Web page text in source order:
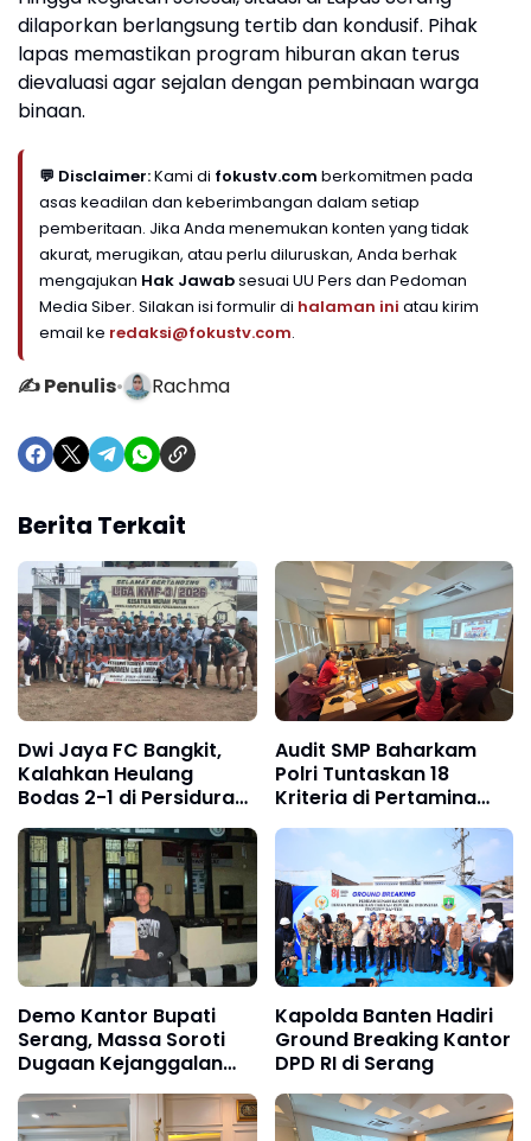
dilaporkan berlangsung tertib dan kondusif. Pihak
lapas memastikan program hiburan akan terus
dievaluasi agar sejalan dengan pembinaan warga
binaan.
💬 Disclaimer:Kami di fokustv.com berkomitmen pada
asas keadilan dan keberimbangan dalam setiap
pemberitaan. Jika Anda menemukan konten yang tidak
akurat, merugikan, atau perlu diluruskan, Anda berhak
mengajukan Hak Jawabsesuai UU Pers dan Pedoman
Media Siber. Silakan isi formulir di halaman ini atau kirim
email ke redaksi@fokustv.com.
✍️ Penulis• Rachma
Berita Terkait
Dwi Jaya FC Bangkit,
Kalahkan Heulang
Bodas 2-1 di Persidura
CUP 2026
Audit SMP Baharkam
Polri Tuntaskan 18
Kriteria di Pertamina
Jabar
Demo Kantor Bupati
Serang, Massa Soroti
Dugaan Kejanggalan
Pengadaan Setda
Kapolda Banten Hadiri
Ground Breaking Kantor
DPD RI di Serang